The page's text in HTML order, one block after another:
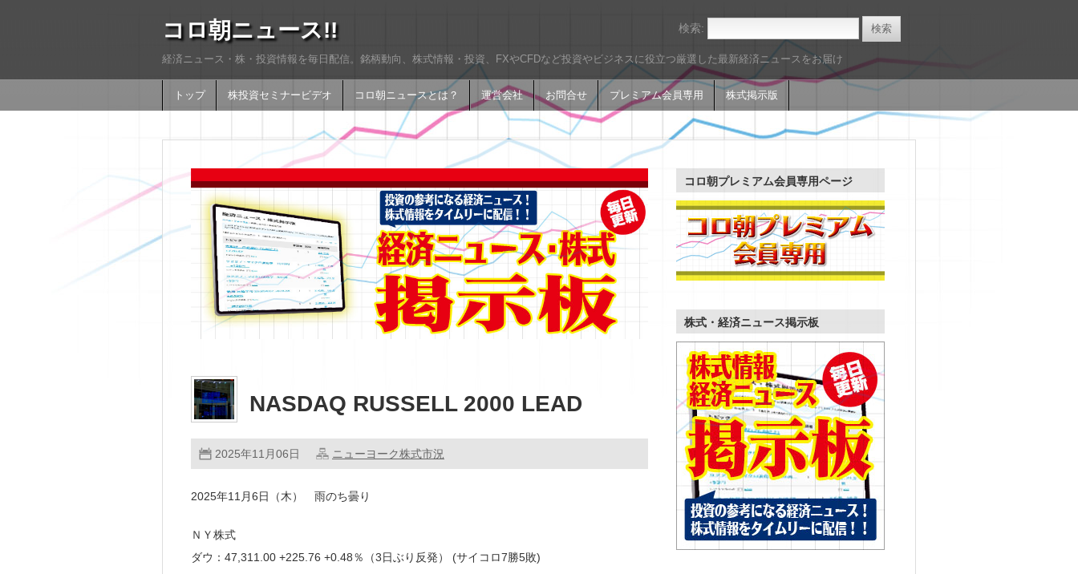
コロ朝ニュース!!
経済ニュース・株・投資情報を毎日配信。銘柄動向、株式情報・投資、FXやCFDなど投資やビジネスに役立つ厳選した最新経済ニュースをお届け
トップ 株投資セミナービデオ コロ朝ニュースとは？ 運営会社 お問合せ プレミアム会員専用 株式掲示版
検索:
NASDAQ RUSSELL 2000 LEAD
2025年11月06日 ニューヨーク株式市況
2025年11月6日（木） 雨のち曇り
ＮＹ株式
ダウ：47,311.00 +225.76 +0.48％（3日ぶり反発） (サイコロ7勝5敗)
コロ朝プレミアム会員専用ページ
株式・経済ニュース掲示板